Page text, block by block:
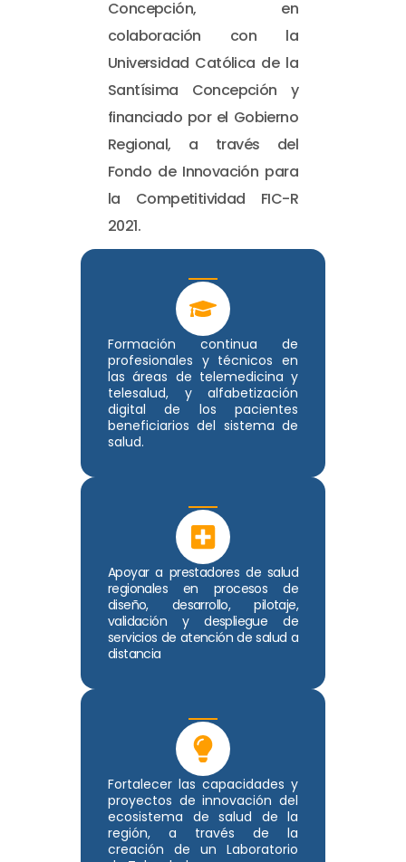
Formación continua de
profesionales y técnicos en
las áreas de telemedicina y
telesalud, y alfabetización
digital de los pacientes
beneficiarios del sistema de
salud.
Apoyar a prestadores de salud
regionales en procesos de
diseño, desarrollo, pilotaje,
validación y despliegue de
servicios de atención de salud a
distancia
Fortalecer las capacidades y
proyectos de innovación del
ecosistema de salud de la
región, a través de la
creación de un Laboratorio
Concepción, en
colaboración con la
Universidad Católica de la
Santísima Concepción y
financiado por el Gobierno
Regional, a través del
Fondo de Innovación para
la Competitividad FIC-R
2021.